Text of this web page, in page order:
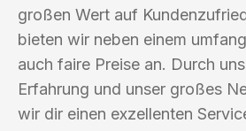
großen Wert auf
bieten wir neben einem
auch faire Preise an. Durch
Erfahrung und unser großes
wir dir einen exzellenten